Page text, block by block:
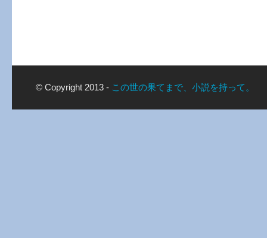
© Copyright 2013 - この世の果てまで、小説を持って。